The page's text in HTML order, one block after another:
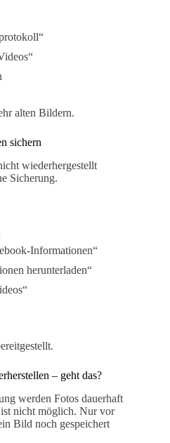
alten Bildern.
sichern
wiederhergestellt
Sicherung.
Informationen“
herunterladen“
– geht das?
werden Fotos dauerhaft
nicht möglich. Nur vor
Bild noch gespeichert